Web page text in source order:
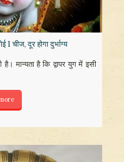
चीज, दूर होगा दुर्भाग्य
मान्यता है कि द्वापर युग में इसी